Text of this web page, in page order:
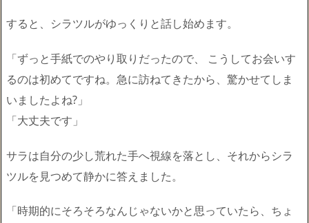
すると、シラツルがゆっくりと話し始めます。
「ずっと手紙でのやり取りだったので、 こうしてお会いす
るのは初めてですね。急に訪ねてきたから、驚かせてしま
いましたよね?」
「大丈夫です」
サラは自分の少し荒れた手へ視線を落とし、それからシラ
ツルを見つめて静かに答えました。
「時期的にそろそろなんじゃないかと思っていたら、ちょ